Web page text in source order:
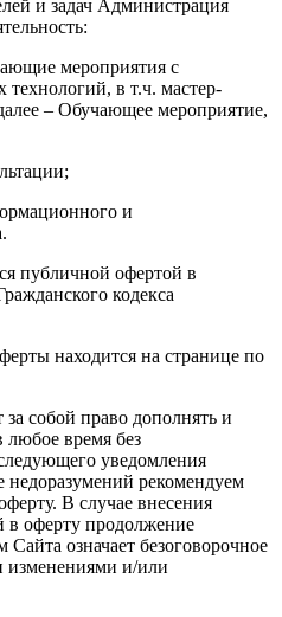
и задач Администрация
мероприятия с
в т.ч. мастер-
– Обучающее мероприятие,
и
публичной офертой в
кодекса
находится на странице по
собой право дополнять и
любое время без
уведомления
недоразумений рекомендуем
В случае внесения
оферту продолжение
Сайта означает безоговорочное
изменениями и/или